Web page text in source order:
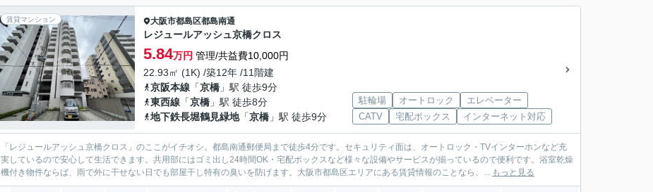
賃貸マンション 大阪市都島区都島南通
レジュールアッシュ京橋クロス
5.84万円 管理/共益費10,000円
22.93㎡ (1K) /築12年 /11階建
京阪本線 「京橋 」駅 徒歩9分
東西線 「京橋 」駅 徒歩8分
地下鉄長堀鶴見緑地「京橋 」駅 徒歩9分
駐輪場 オートロック
エレベーター
CATV
宅配ボックス インターネット対応
「レジュールアッシュ京橋クロス」のここがイチオシ。都島南通郵便局まで徒歩4分です。セキュリティ面は、オートロック・TVインターホンなど充
実しているので安心して生活できます。共用部にはゴミ出し24時間OK・宅配ボックスなど様々な設備やサービスが揃っているので便利です。浴室乾燥
機付き物件ならば、雨で外に干せない日でも部屋干し特有の臭いを防げます。大阪市都島区エリアにある賃貸情報のことなら、... もっと見る